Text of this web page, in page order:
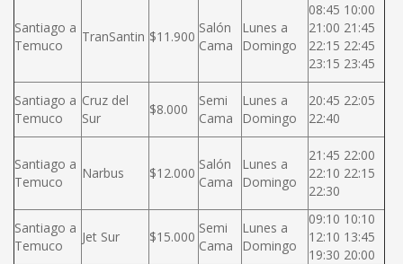
Santiago a
Temuco
TranSantin $11.900
Salón
Cama
Lunes a
Domingo
08:45 10:00
21:00 21:45
22:15 22:45
23:15 23:45
Santiago a
Temuco
Cruz del
Sur
$8.000
Semi
Cama
Lunes a
Domingo
20:45 22:05
22:40
Santiago a
Temuco
Narbus $12.000
Salón
Cama
Lunes a
Domingo
21:45 22:00
22:10 22:15
22:30
Santiago a
Temuco
Jet Sur $15.000
Semi
Cama
Lunes a
Domingo
09:10 10:10
12:10 13:45
19:30 20:00